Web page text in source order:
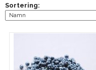
Sortering: